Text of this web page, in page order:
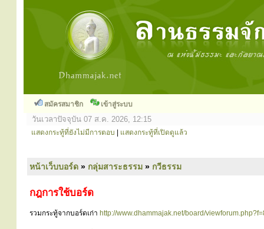
สมัครสมาชิก เข้าสู่ระบบ
วันเวลาปัจจุบัน 07 ส.ค. 2026, 12:15
แสดงกระทู้ที่ยังไม่มีการตอบ แสดงกระทู้ที่เปิดดูแล้ว
หน้าเว็บบอร์ด » กลุ่มสาระธรรม » กวีธรรม
กฎการใช้บอร์ด
รวมกระทู้จากบอร์ดเก่า http://www.dhammajak.net/board/